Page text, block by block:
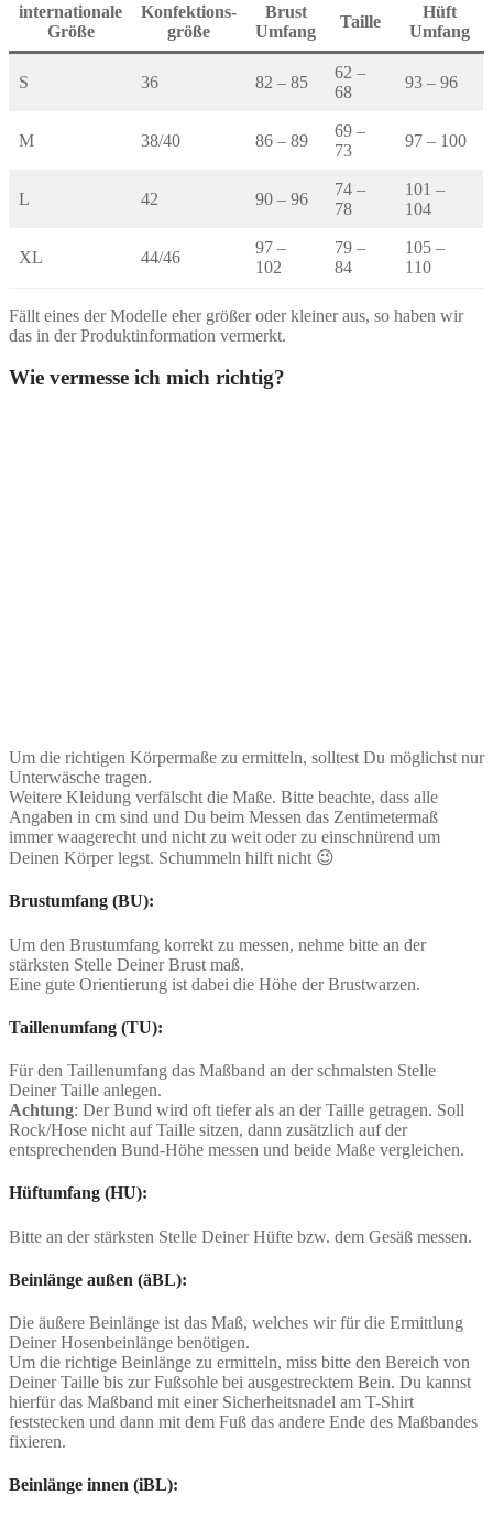
internationale
Größe
Konfektions-
größe
Brust
Umfang
Taille
Hüft
Umfang
S 36 82 – 85
62 –
68
93 – 96
M 38/40 86 – 89
69 –
73
97 – 100
L 42 90 – 96
74 –
78
101 –
104
XL 44/46
97 –
102
79 –
84
105 –
110
Fällt eines der Modelle eher größer oder kleiner aus, so haben wir
das in der Produktinformation vermerkt.
Wie vermesse ich mich richtig?
Um die richtigen Körpermaße zu ermitteln, solltest Du möglichst nur
Unterwäsche tragen.
Weitere Kleidung verfälscht die Maße. Bitte beachte, dass alle
Angaben in cm sind und Du beim Messen das Zentimetermaß
immer waagerecht und nicht zu weit oder zu einschnürend um
Deinen Körper legst. Schummeln hilft nicht 😉
Brustumfang (BU):
Um den Brustumfang korrekt zu messen, nehme bitte an der
stärksten Stelle Deiner Brust maß.
Eine gute Orientierung ist dabei die Höhe der Brustwarzen.
Taillenumfang (TU):
Für den Taillenumfang das Maßband an der schmalsten Stelle
Deiner Taille anlegen.
Achtung: Der Bund wird oft tiefer als an der Taille getragen. Soll
Rock/Hose nicht auf Taille sitzen, dann zusätzlich auf der
entsprechenden Bund-Höhe messen und beide Maße vergleichen.
Hüftumfang (HU):
Bitte an der stärksten Stelle Deiner Hüfte bzw. dem Gesäß messen.
Beinlänge außen (äBL):
Die äußere Beinlänge ist das Maß, welches wir für die Ermittlung
Deiner Hosenbeinlänge benötigen.
Um die richtige Beinlänge zu ermitteln, miss bitte den Bereich von
Deiner Taille bis zur Fußsohle bei ausgestrecktem Bein. Du kannst
hierfür das Maßband mit einer Sicherheitsnadel am T-Shirt
feststecken und dann mit dem Fuß das andere Ende des Maßbandes
fixieren.
Beinlänge innen (iBL):